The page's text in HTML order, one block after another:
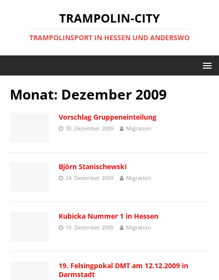
TRAMPOLIN-CITY
TRAMPOLINSPORT IN HESSEN UND ANDERSWO
Monat: Dezember 2009
Vorschlag Gruppeneinteilung
30. Dezember 2009 Migration
Björn Stanischewski
24. Dezember 2009 Migration
Kubicka Nummer 1 in Hessen
19. Dezember 2009 Migration
19. Felsingpokal DMT am 12.12.2009 in
Darmstadt